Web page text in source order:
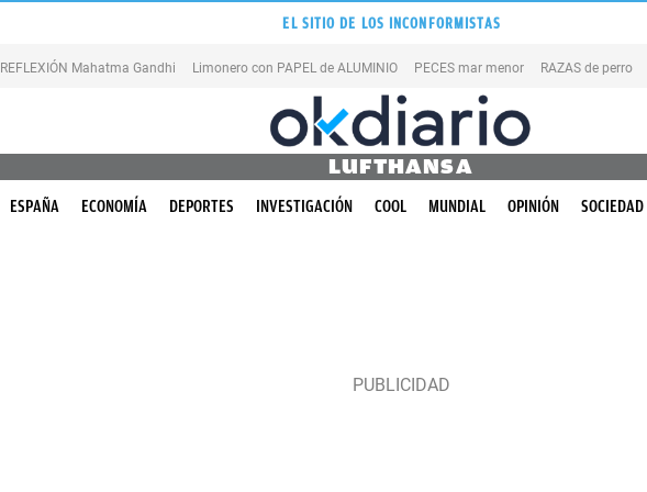
EL SITIO DE LOS INCONFORMISTAS
REFLEXIÓN Mahatma Gandhi Limonero con PAPEL de ALUMINIO PECES mar menor RAZAS de perro
LUFTHANSA
ESPAÑA ECONOMÍA DEPORTES INVESTIGACIÓN COOL MUNDIAL OPINIÓN SOCIEDAD